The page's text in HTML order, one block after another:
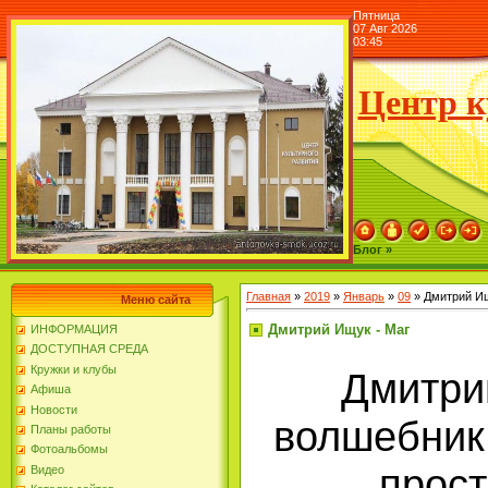
Пятница
07 Авг 2026
03:45
Центр
Блог »
Меню сайта
ИНФОРМАЦИЯ
ДОСТУПНАЯ СРЕДА
Кружки и клубы
Афиша
Новости
Планы работы
Фотоальбомы
Видео
Главная » 2019 » Январь » 09 » Дмитрий
Дмитрий Ищук - Маг